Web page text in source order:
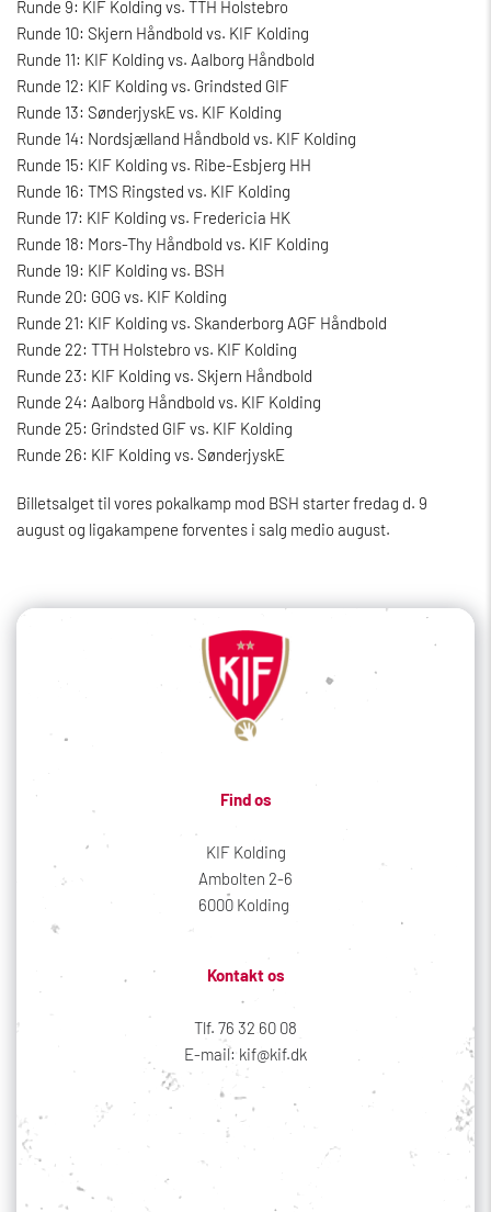
Runde 9: KIF Kolding vs. TTH Holstebro
Runde 10: Skjern Håndbold vs. KIF Kolding
Runde 11: KIF Kolding vs. Aalborg Håndbold
Runde 12: KIF Kolding vs. Grindsted GIF
Runde 13: SønderjyskE vs. KIF Kolding
Runde 14: Nordsjælland Håndbold vs. KIF Kolding
Runde 15: KIF Kolding vs. Ribe-Esbjerg HH
Runde 16: TMS Ringsted vs. KIF Kolding
Runde 17: KIF Kolding vs. Fredericia HK
Runde 18: Mors-Thy Håndbold vs. KIF Kolding
Runde 19: KIF Kolding vs. BSH
Runde 20: GOG vs. KIF Kolding
Runde 21: KIF Kolding vs. Skanderborg AGF Håndbold
Runde 22: TTH Holstebro vs. KIF Kolding
Runde 23: KIF Kolding vs. Skjern Håndbold
Runde 24: Aalborg Håndbold vs. KIF Kolding
Runde 25: Grindsted GIF vs. KIF Kolding
Runde 26: KIF Kolding vs. SønderjyskE
Billetsalget til vores pokalkamp mod BSH starter fredag d. 9
august og ligakampene forventes i salg medio august.
Find os
KIF Kolding
Ambolten 2-6
6000 Kolding
Kontakt os
Tlf. 76 32 60 08
E-mail: kif@kif.dk
Sociale medier